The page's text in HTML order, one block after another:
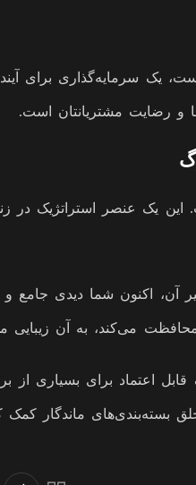
یک سرمایه‌گذاری برای
و رضایت مشتریانتان است.
یک عنصر استراتژیک در
آن، اکنون شما دیدی
می‌کند، به آن زیبایی
اعتماد برای بسیاری
بسته‌بندی‌های ماندگار کمک